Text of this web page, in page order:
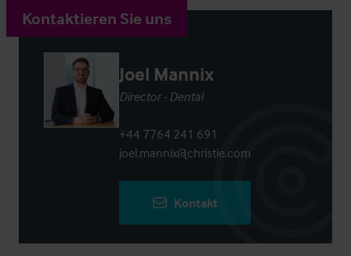
Kontaktieren Sie uns
Joel Mannix
Director - Dental
+44 7764 241 691
joel.mannix@christie.com
Kontakt